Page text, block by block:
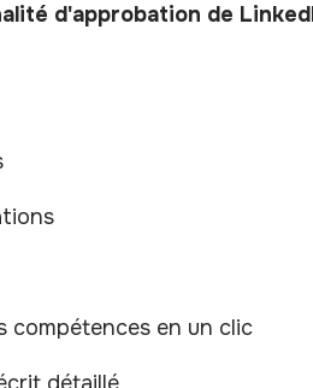
d'approbation de
compétences en un clic